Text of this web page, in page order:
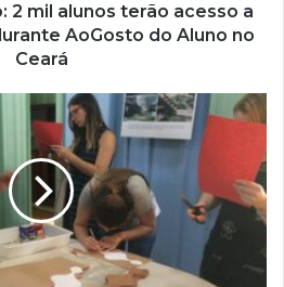
2 mil alunos terão acesso a
AoGosto do Aluno no
Ceará